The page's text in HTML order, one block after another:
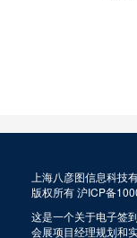
上海八彦图信息科技
版权所有沪ICP备
这是一个关于电子签
会展项目经理规划和